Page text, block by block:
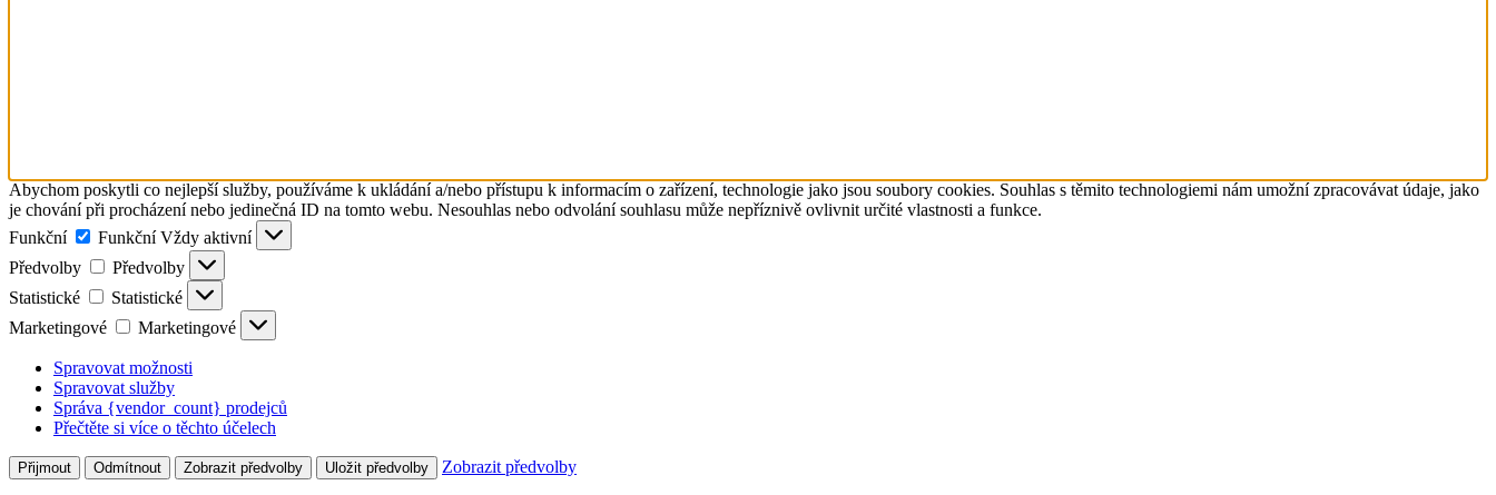
Abychom poskytli co nejlepší služby, používáme k ukládání a/nebo přístupu k informacím o zařízení, technologie jako jsou soubory cookies. Souhlas s těmito technologiemi nám umožní zpracovávat údaje, jako
je chování při procházení nebo jedinečná ID na tomto webu. Nesouhlas nebo odvolání souhlasu může nepříznivě ovlivnit určité vlastnosti a funkce.
Funkční
Funkční Vždy aktivní
Předvolby
Předvolby
Statistické
Statistické
Marketingové
Marketingové
Spravovat možnosti
Spravovat služby
Správa {vendor_count} prodejců
Přečtěte si více o těchto účelech
Přijmout Odmítnout Zobrazit předvolby Uložit předvolby Zobrazit předvolby